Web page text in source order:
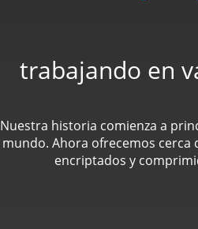
trabajando en
Nuestra historia comienza a
mundo. Ahora ofrecemos cerca
encriptados y